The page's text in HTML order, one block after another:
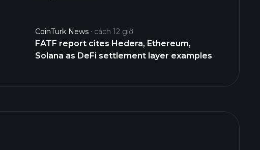
CoinTurk News cách 12 giờ
FATF report cites Hedera, Ethereum,
Solana as DeFi settlement layer examples